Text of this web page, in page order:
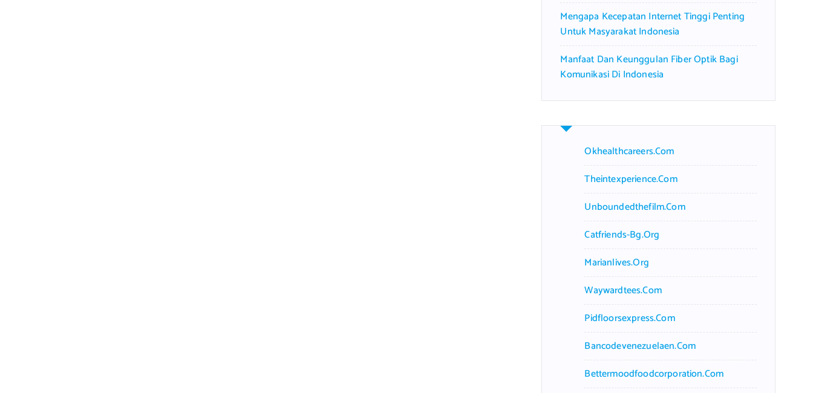
Mengapa Kecepatan Internet Tinggi Penting
Untuk Masyarakat Indonesia
Manfaat Dan Keunggulan Fiber Optik Bagi
Komunikasi Di Indonesia
Okhealthcareers.com
Theintexperience.com
Unboundedthefilm.com
Catfriends-Bg.org
Marianlives.org
Waywardtees.com
Pidfloorsexpress.com
Bancodevenezuelaen.com
Bettermoodfoodcorporation.com